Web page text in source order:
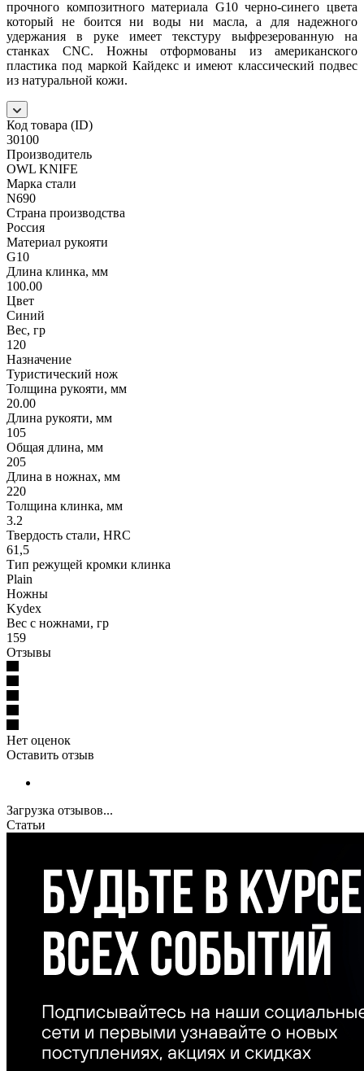
прочного композитного материала G10 черно-синего цвета
который не боится ни воды ни масла, а для надежного
удержания в руке имеет текстуру выфрезерованную на
станках CNC. Ножны отформованы из американского
пластика под маркой Кайдекс и имеют классический подвес
из натуральной кожи.
Код товара (ID)
30100
Производитель
OWL KNIFE
Марка стали
N690
Страна производства
Россия
Материал рукояти
G10
Длина клинка, мм
100.00
Цвет
Синий
Вес, гр
120
Назначение
Туристический нож
Толщина рукояти, мм
20.00
Длина рукояти, мм
105
Общая длина, мм
205
Длина в ножнах, мм
220
Толщина клинка, мм
3.2
Твердость стали, HRC
61,5
Тип режущей кромки клинка
Plain
Ножны
Kydex
Вес с ножнами, гр
159
Отзывы
Нет оценок
Оставить отзыв
Загрузка отзывов...
Статьи